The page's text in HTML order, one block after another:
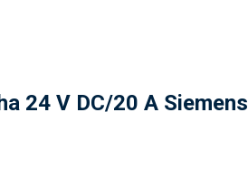
24 V DC/20 A Siemens
lượng